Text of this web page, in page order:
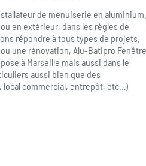
de menuiserie en aluminium.
en extérieur, dans les règles de
répondre à tous types de projets.
une rénovation, Alu-Batipro
à Marseille mais aussi dans le
aussi bien que des
commercial, entrepôt, etc…)